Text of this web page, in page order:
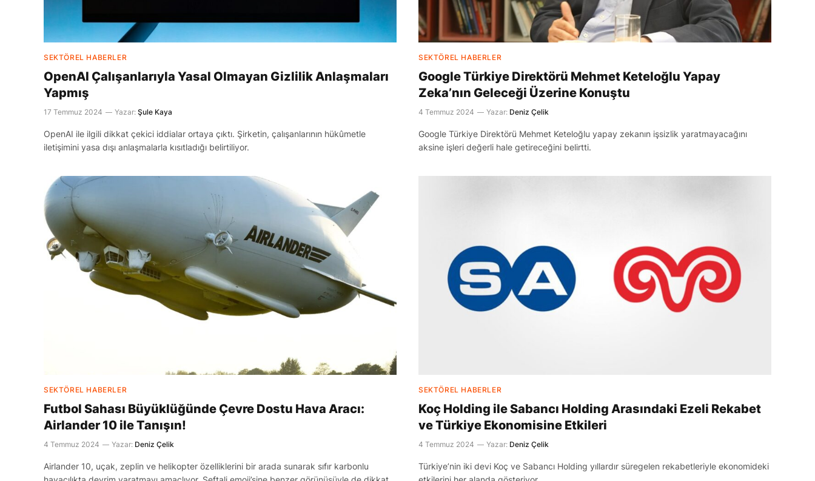
SEKTÖREL HABERLER
OpenAI Çalışanlarıyla Yasal Olmayan Gizlilik Anlaşmaları
Yapmış
17 Temmuz 2024 Yazar: Şule Kaya
OpenAI ile ilgili dikkat çekici iddialar ortaya çıktı. Şirketin, çalışanlarının hükûmetle
iletişimini yasa dışı anlaşmalarla kısıtladığı belirtiliyor.
SEKTÖREL HABERLER
Google Türkiye Direktörü Mehmet Keteloğlu Yapay
Zeka’nın Geleceği Üzerine Konuştu
4 Temmuz 2024 Yazar: Deniz Çelik
Google Türkiye Direktörü Mehmet Keteloğlu yapay zekanın işsizlik yaratmayacağını
aksine işleri değerli hale getireceğini belirtti.
SEKTÖREL HABERLER
Futbol Sahası Büyüklüğünde Çevre Dostu Hava Aracı:
Airlander 10 ile Tanışın!
4 Temmuz 2024 Yazar: Deniz Çelik
Airlander 10, uçak, zeplin ve helikopter özelliklerini bir arada sunarak sıfır karbonlu
SEKTÖREL HABERLER
Koç Holding ile Sabancı Holding Arasındaki Ezeli Rekabet
ve Türkiye Ekonomisine Etkileri
4 Temmuz 2024 Yazar: Deniz Çelik
Türkiye’nin iki devi Koç ve Sabancı Holding yıllardır süregelen rekabetleriyle ekonomideki